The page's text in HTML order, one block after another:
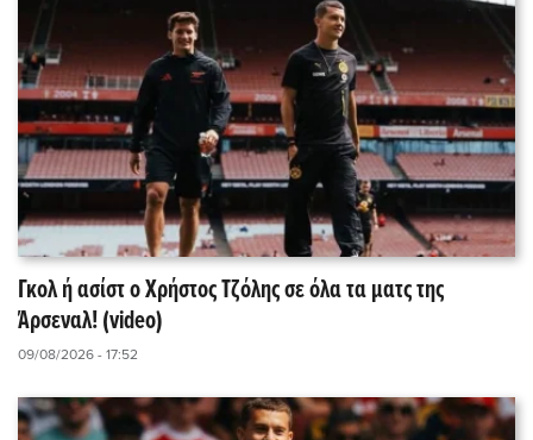
Γκολ ή ασίστ ο Χρήστος Τζόλης σε όλα τα ματς της
Άρσεναλ! (video)
09/08/2026 - 17:52